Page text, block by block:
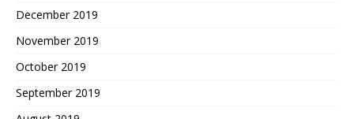
December 2019
November 2019
October 2019
September 2019